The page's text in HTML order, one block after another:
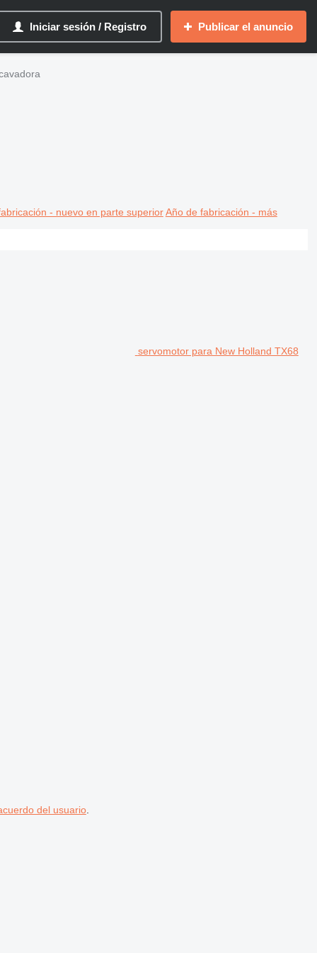
Iniciar sesión / Registro Publicar el anuncio
- nuevo en parte superior Año de fabricación - más
servomotor para New Holland TX68
del usuario.